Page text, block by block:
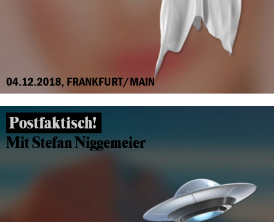
04.12.2018, FRANKFURT/MAIN
Postfaktisch!
Mit Stefan Niggemeier